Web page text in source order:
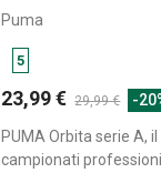
Puma
5
23,99 € 29,99 € -
PUMA Orbita serie A,
campionati